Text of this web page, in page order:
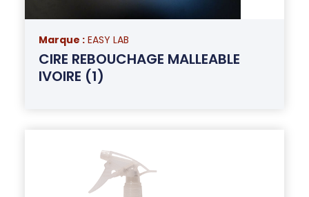
Marque : EASY LAB
CIRE REBOUCHAGE MALLEABLE
IVOIRE (1)